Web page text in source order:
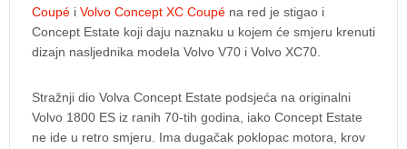
Coupé i Volvo Concept XC Coupé na red je stigao i
Concept Estate koji daju naznaku u kojem će smjeru krenuti
dizajn nasljednika modela Volvo V70 i Volvo XC70.
Stražnji dio Volva Concept Estate podsjeća na originalni
Volvo 1800 ES iz ranih 70-tih godina, iako Concept Estate
ne ide u retro smjeru. Ima dugačak poklopac motora, krov